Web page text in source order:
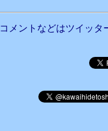
コメントなどはツイッタ